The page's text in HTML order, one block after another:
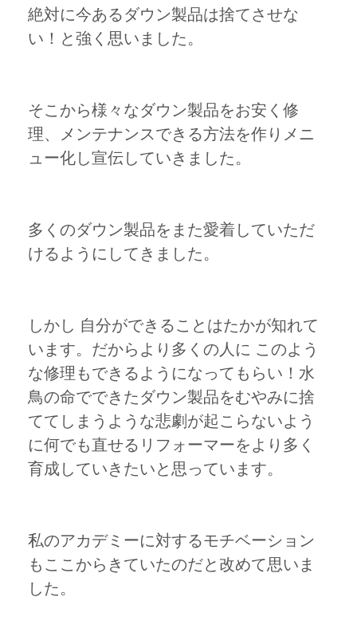
絶対に今あるダウン製品は捨てさせな
い！と強く思いました。
そこから様々なダウン製品をお安く修
理、メンテナンスできる方法を作りメニ
ュー化し宣伝していきました。
多くのダウン製品をまた愛着していただ
けるようにしてきました。
しかし 自分ができることはたかが知れて
います。だからより多くの人に このよう
な修理もできるようになってもらい！水
鳥の命でできたダウン製品をむやみに捨
ててしまうような悲劇が起こらないよう
に何でも直せるリフォーマーをより多く
育成していきたいと思っています。
私のアカデミーに対するモチベーション
もここからきていたのだと改めて思いま
した。